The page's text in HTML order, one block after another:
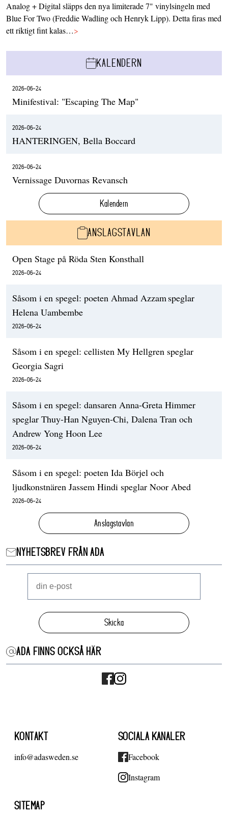
Analog + Digital släpps den nya limiterade 7" vinylsingeln med
Blue For Two (Freddie Wadling och Henryk Lipp). Detta firas med
ett riktigt fint kalas…>
KALENDERN
2026-06-24
Minifestival: "Escaping The Map"
2026-06-24
HANTERINGEN, Bella Boccard
2026-06-24
Vernissage Duvornas Revansch
Kalendern
ANSLAGSTAVLAN
Open Stage på Röda Sten Konsthall
2026-06-24
Såsom i en spegel: poeten Ahmad Azzam speglar
Helena Uambembe
2026-06-24
Såsom i en spegel: cellisten My Hellgren speglar
Georgia Sagri
2026-06-24
Såsom i en spegel: dansaren Anna-Greta Himmer
speglar Thuy-Han Nguyen-Chi, Dalena Tran och
Andrew Yong Hoon Lee
2026-06-24
Såsom i en spegel: poeten Ida Börjel och
ljudkonstnären Jassem Hindi speglar Noor Abed
2026-06-24
Anslagstavlan
NYHETSBREV FRÅN ADA
Skicka
ADA FINNS OCKSÅ HÄR
KONTAKT
info@adasweden.se
SOCIALA KANALER
Facebook
Instagram
SITEMAP